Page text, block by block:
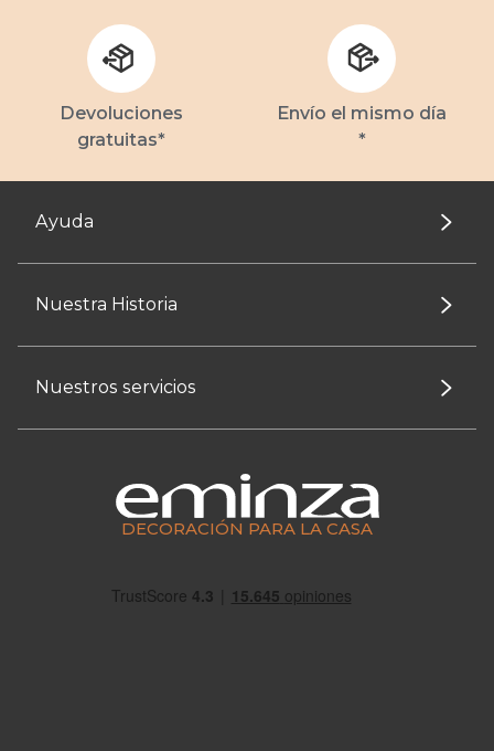
Devoluciones
gratuitas*
Envío el mismo día
*
Ayuda
Nuestra Historia
Nuestros servicios
DECORACIÓN PARA LA CASA